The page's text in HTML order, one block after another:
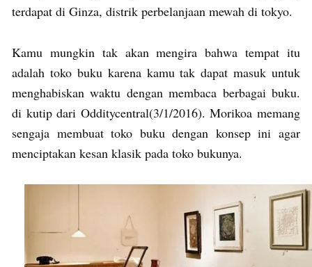
terdapat di Ginza, distrik perbelanjaan mewah di tokyo.
Kamu mungkin tak akan mengira bahwa tempat itu
adalah toko buku karena kamu tak dapat masuk untuk
menghabiskan waktu dengan membaca berbagai buku.
di kutip dari Odditycentral(3/1/2016). Morikoa memang
sengaja membuat toko buku dengan konsep ini agar
menciptakan kesan klasik pada toko bukunya.